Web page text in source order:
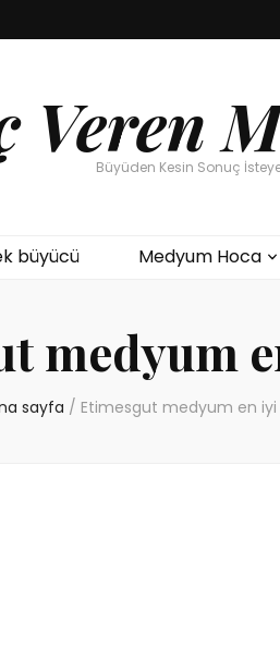
Veren
Büyüden Kesin Sonuç
büyücü Medyum Hoca
medyum
sayfa / Etimesgut medyum en